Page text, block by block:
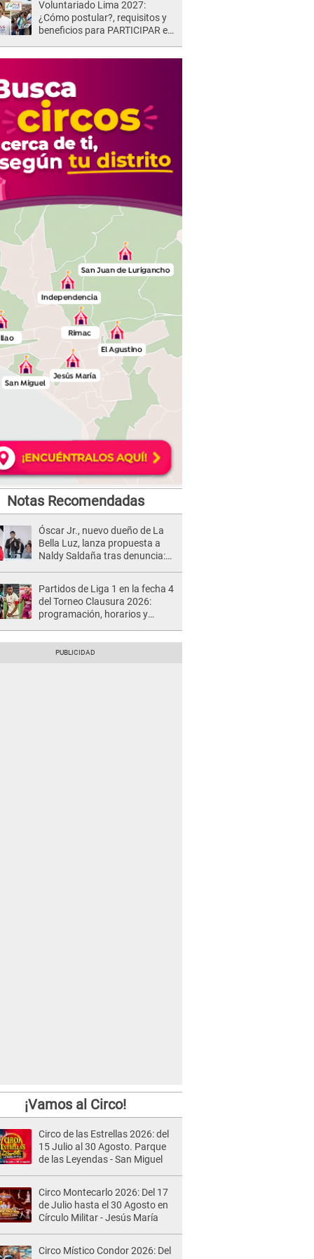
Voluntariado Lima 2027:
¿Cómo postular?, requisitos y
beneficios para PARTICIPAR en
Notas Recomendadas
Óscar Jr., nuevo dueño de La
Bella Luz, lanza propuesta a
Naldy Saldaña tras denuncia:
Partidos de Liga 1 en la fecha 4
del Torneo Clausura 2026:
programación, horarios y
¡Vamos al Circo!
Circo de las Estrellas 2026: del
15 Julio al 30 Agosto. Parque
de las Leyendas - San Miguel
Circo Montecarlo 2026: Del 17
de Julio hasta el 30 Agosto en
Círculo Militar - Jesús María
Circo Místico Condor 2026: Del